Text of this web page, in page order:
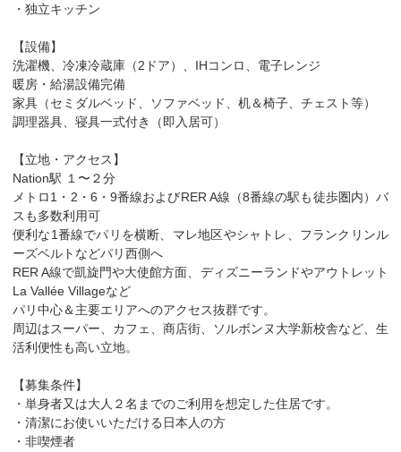
・独立キッチン
【設備】
洗濯機、冷凍冷蔵庫（2ドア）、IHコンロ、電子レンジ
暖房・給湯設備完備
家具（セミダルベッド、ソファベッド、机＆椅子、チェスト等）
調理器具、寝具一式付き（即入居可）
【立地・アクセス】
Nation駅 １〜２分
メトロ1・2・6・9番線およびRER A線（8番線の駅も徒歩圏内）バ
スも多数利用可
便利な1番線でパリを横断、マレ地区やシャトレ、フランクリンル
ーズベルトなどパリ西側へ
RER A線で凱旋門や大使館方面、ディズニーランドやアウトレット
La Vallée Villageなど
パリ中心＆主要エリアへのアクセス抜群です。
周辺はスーパー、カフェ、商店街、ソルボンヌ大学新校舎など、生
活利便性も高い立地。
【募集条件】
・単身者又は大人２名までのご利用を想定した住居です。
・清潔にお使いいただける日本人の方
・非喫煙者